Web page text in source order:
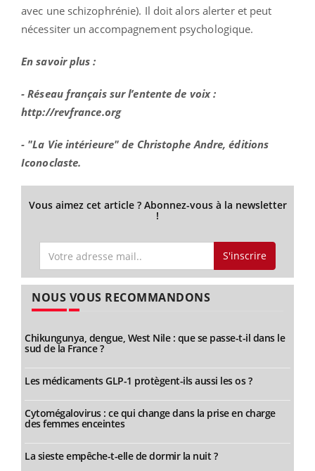
avec une schizophrénie). Il doit alors alerter et peut
nécessiter un accompagnement psychologique.
En savoir plus :
- Réseau français sur l’entente de voix :
http://revfrance.org
- "La Vie intérieure" de Christophe Andre, éditions
Iconoclaste.
Vous aimez cet article ? Abonnez-vous à la newsletter
!
S'inscrire
NOUS VOUS RECOMMANDONS
Chikungunya, dengue, West Nile : que se passe-t-il dans le
sud de la France ?
Les médicaments GLP-1 protègent-ils aussi les os ?
Cytomégalovirus : ce qui change dans la prise en charge
des femmes enceintes
La sieste empêche-t-elle de dormir la nuit ?